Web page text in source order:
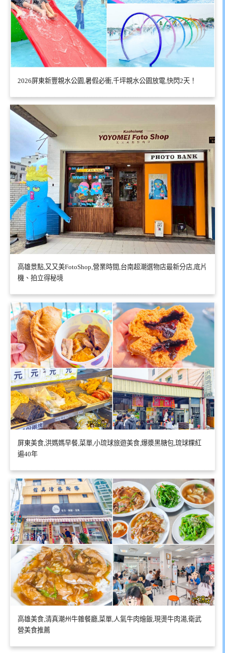
2026屏東新豐親水公園,暑假必衝,千坪親水公園放電,快閃2天！
高雄景點,又又美FotoShop,營業時間,台南超潮選物店最新分店,底片
機、拍立得秘境
屏東美食,洪媽媽早餐,菜單,小琉球旅遊美食,爆漿黑糖包,琉球粿紅
遍40年
高雄美食,清真潮州牛雜餐廳,菜單,人氣牛肉燴飯,現燙牛肉湯,衛武
營美食推薦